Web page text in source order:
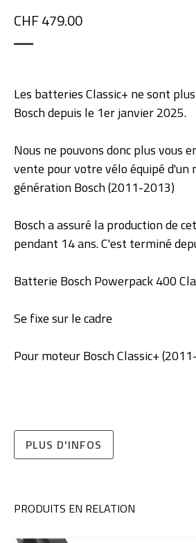
CHF 479.00
Les batteries Classic+ ne sont
Bosch depuis le 1er janvier 2025.
Nous ne pouvons donc plus vous
vente pour votre vélo équipé d'un
génération Bosch (2011-2013)
Bosch a assuré la production de
pendant 14 ans. C'est terminé
Batterie Bosch Powerpack 400
Se fixe sur le cadre
Pour moteur Bosch Classic+
PLUS D'INFOS
PRODUITS EN RELATION